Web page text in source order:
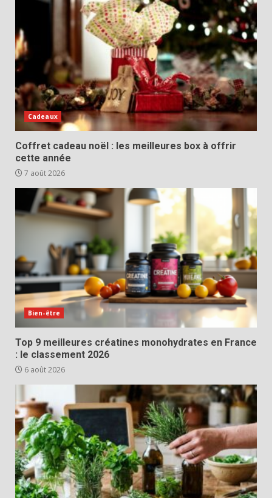
Cadeaux
Coffret cadeau noël : les meilleures box à offrir
cette année
7 août 2026
Bien-être
Top 9 meilleures créatines monohydrates en France
: le classement 2026
6 août 2026